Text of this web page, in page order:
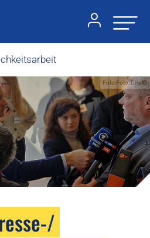
Foto:Foto: DPolG